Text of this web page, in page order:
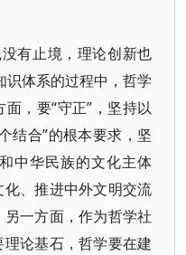
有止境，理论创新也
识体系的过程中，哲学
，要“守正”，坚持以
结合”的根本要求，坚
中华民族的文化主体
、推进中外文明交流
一方面，作为哲学社
论基石，哲学要在建